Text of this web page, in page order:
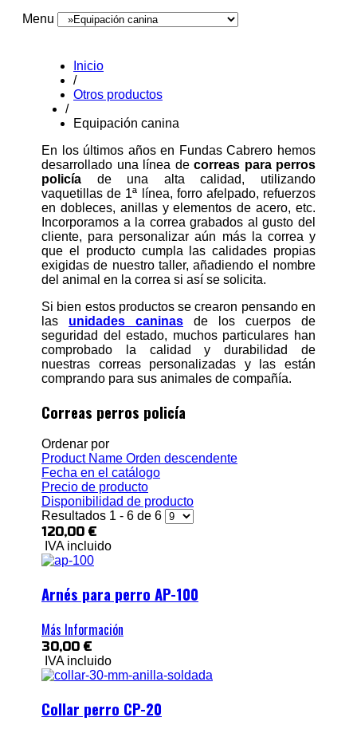
Menu
Inicio
/
Otros productos
/
Equipación canina
En los últimos años en Fundas Cabrero hemos
desarrollado una línea de correas para perros
policía de una alta calidad, utilizando
vaquetillas de 1ª línea, forro afelpado, refuerzos
en dobleces, anillas y elementos de acero, etc.
Incorporamos a la correa grabados al gusto del
cliente, para personalizar aún más la correa y
que el producto cumpla las calidades propias
exigidas de nuestro taller, añadiendo el nombre
del animal en la correa si así se solicita.
Si bien estos productos se crearon pensando en
las unidades caninas de los cuerpos de
seguridad del estado, muchos particulares han
comprobado la calidad y durabilidad de
nuestras correas personalizadas y las están
comprando para sus animales de compañía.
Correas perros policía
Ordenar por
Product Name Orden descendente
Fecha en el catálogo
Precio de producto
Disponibilidad de producto
Resultados 1 - 6 de 6
120,00 €
IVA incluido
Arnés para perro AP-100
Más Información
30,00 €
IVA incluido
Collar perro CP-20